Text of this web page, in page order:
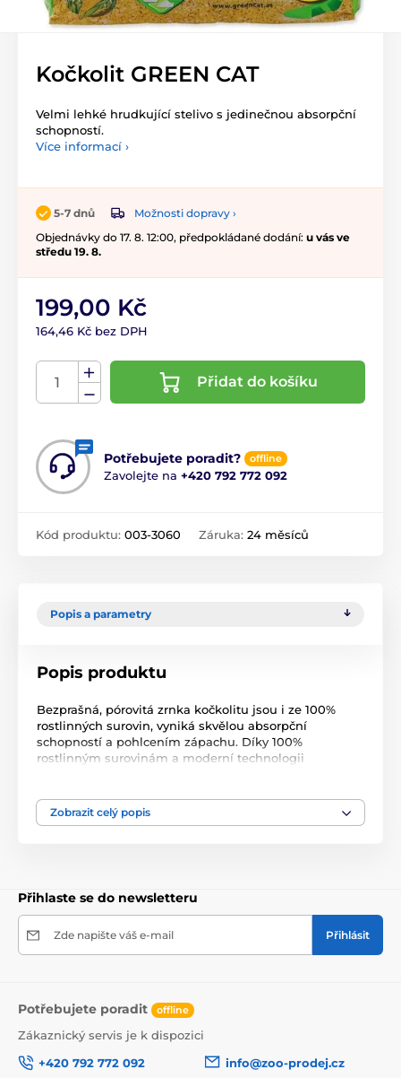
Kočkolit GREEN CAT
Velmi lehké hrudkující stelivo s jedinečnou absorpční
schopností.
Více informací ›
5-7 dnů
Možnosti dopravy ›
Objednávky do 17. 8. 12:00, předpokládané dodání: u vás ve
středu 19. 8.
199,00 Kč
164,46 Kč bez DPH
Přidat do košíku
Potřebujete poradit? offline
Zavolejte na +420 792 772 092
Kód produktu: 003-3060 Záruka: 24 měsíců
Popis a parametry
Popis produktu
Bezprašná, pórovitá zrnka kočkolitu jsou i ze 100%
rostlinných surovin, vyniká skvělou absorpční
schopností a pohlcením zápachu. Díky 100%
rostlinným surovinám a moderní technologii
steliva a proto s ním můžete snadněji manipulovat,
zároveň je ohleduplnější k životnímu prostředí.
* odpad ve formě pevných zrnek
* likvidace použitého steliva v toaletě
* 100% biologicky rozložitelné
* až o dvě třetiny nižší hmotnost než u běžných
* bezprašné a neparfémované
* snadná manipulace
* bezpečné pro vaši kočku a šetrné k životnímu
Zobrazit celý popis
Přihlaste se do newsletteru
Zde napište váš e-mail Přihlásit
Potřebujete poradit offline
Zákaznický servis je k dispozici
+420 792 772 092
info@zoo-prodej.cz